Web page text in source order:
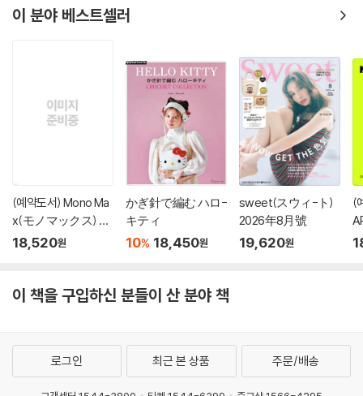
이 분야 베스트셀러
(예약도서) Mono Ma
x(モノマックス) 20
26年10月號
18,520원
かぎ針で編む ハロ-
キティ
10% 18,450원
sweet(スウィ-ト)
2026年8月號
19,620원
(
이 책을 구입하신 분들이 산 분야 책
로그인 최근 본 상품 주문/배송